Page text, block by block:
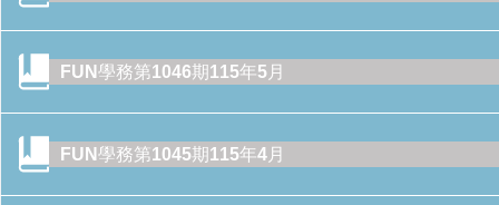
FUN學務第1046期115年5月
FUN學務第1045期115年4月